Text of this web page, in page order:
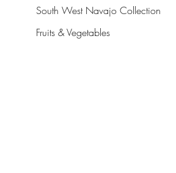
South West Navajo Collection
Fruits & Vegetables